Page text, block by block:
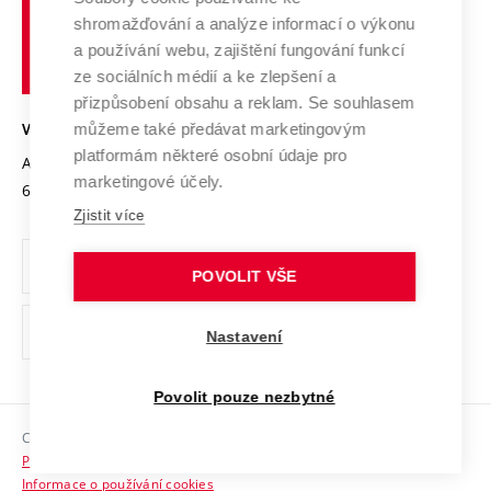
Výzkumné infrastruktury
Transfer znalostí
Open Science
Projekty
Projekty ze strukturálních fondů
Specifický výzkum
Mezinárodní dohody
Univerzitní sítě
Udržitelná univerzita
Podnikavá univerzita / ContriBUTe
Bezpečná univerzita
Vyznamenání
Organizační struktura
Ochrana osobních údajů
odkaz)
Sociální bezpečí
HR Award
učení
technické
Brně
VYSOKÉ UČENÍ TECHNICKÉ V BRNĚ
Antonínská 548/1
602 00 Brno
www.vut.cz
vut@vutbr.cz
Copyright © 2026 VUT
Prohlášení o přístupnosti
Informace o používání cookies
shromažďování a analýze informací o výkonu
a používání webu, zajištění fungování funkcí
ze sociálních médií a ke zlepšení a
přizpůsobení obsahu a reklam. Se souhlasem
můžeme také předávat marketingovým
platformám některé osobní údaje pro
marketingové účely.
Zjistit více
POVOLIT VŠE
Nastavení
Povolit pouze nezbytné